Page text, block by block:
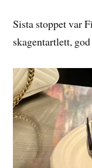
Sista stoppet var
skagentartlett,